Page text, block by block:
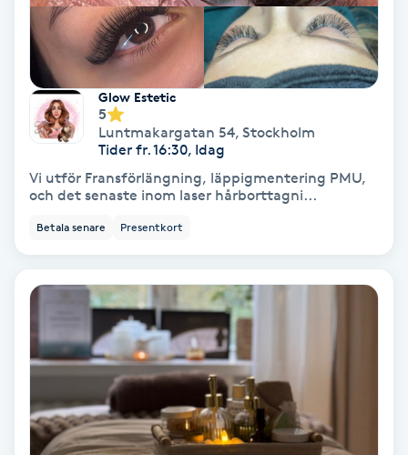
Pedikyr
Pensionärklippning
Permanent
Permanent hårborttagning
Permanent ögonbrynsmakeup
Personal shopper
Personlig tränare
Piercing
Glow Estetic
5
Luntmakargatan 54, Stockholm
Tider fr. 16:30, Idag
Vi utför Fransförlängning, läppigmentering PMU,
och det senaste inom laser hårborttagni...
Betala senare Presentkort